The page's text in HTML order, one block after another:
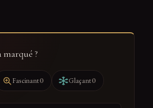
marqué ?
Fascinant0 Glaçant0